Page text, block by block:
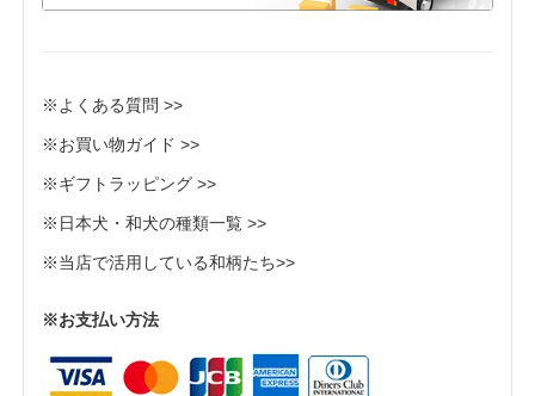
※よくある質問 >>
※お買い物ガイド >>
※ギフトラッピング >>
※日本犬・和犬の種類一覧 >>
※当店で活用している和柄たち>>
※お支払い方法